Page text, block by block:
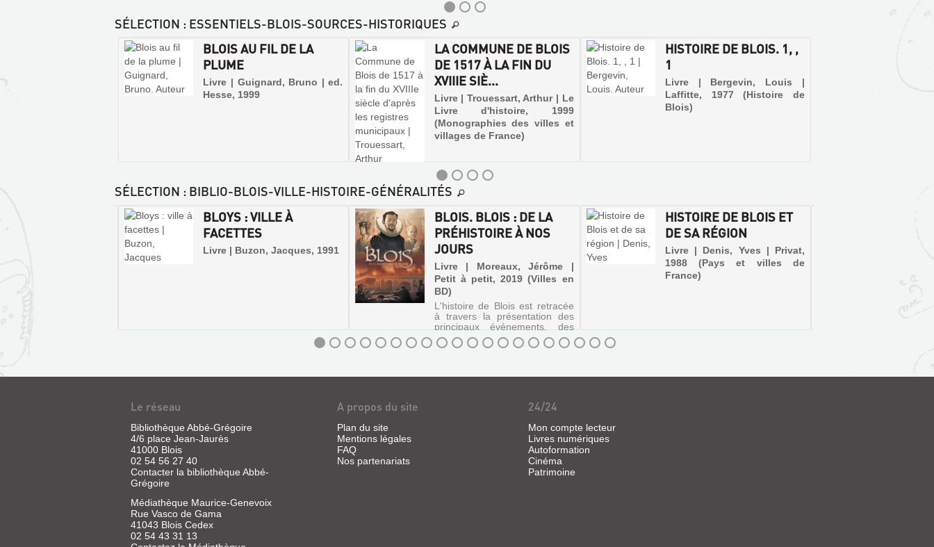
LA
DU
XVIIIE
SIÈ...
Livre
Trouessart,
Arthur
SÉLECTION : ESSENTIELS-BLOIS-SOURCES-HISTORIQUES
LA COMMUNE DE BLOIS
DE 1517 À LA FIN DU
XVIIIE SIÈ...
Livre | Trouessart, Arthur | Le
Livre d'histoire, 1999
(Monographies des villes et
villages de France)
HISTOIRE DE BLOIS. 1, ,
1
Livre | Bergevin, Louis |
Laffitte, 1977 (Histoire de
Blois)
BLOIS AU FIL DE LA
PLUME
Livre | Guignard, Bruno | ed.
Hesse, 1999
LA
COMMUNE
DE
BLOIS
DE
1517
À
SÉLECTION : BIBLIO-BLOIS-VILLE-HISTOIRE-GÉNÉRALITÉS
BLOIS. BLOIS : DE LA
PRÉHISTOIRE À NOS
JOURS
Livre | Moreaux, Jérôme |
Petit à petit, 2019 (Villes en
BD)
L'histoire de Blois est retracée
à travers la présentation des
principaux événements, des
archives historiques et des
reconstitutions de lieux.
HISTOIRE DE BLOIS ET
DE SA RÉGION
Livre | Denis, Yves | Privat,
1988 (Pays et villes de
France)
BLOYS : VILLE À
FACETTES
Livre | Buzon, Jacques, 1991
BLOIS
DE
LA
PRÉHISTOIRE
NOS
JOURS
Livre
Le réseau
Bibliothèque Abbé-Grégoire
4/6 place Jean-Jaurès
41000 Blois
02 54 56 27 40
Contacter la bibliothèque Abbé-
Grégoire
Médiathèque Maurice-Genevoix
Rue Vasco de Gama
41043 Blois Cedex
02 54 43 31 13
A propos du site
Plan du site
Mentions légales
FAQ
Nos partenariats
24/24
Mon compte lecteur
Livres numériques
Autoformation
Cinéma
Patrimoine